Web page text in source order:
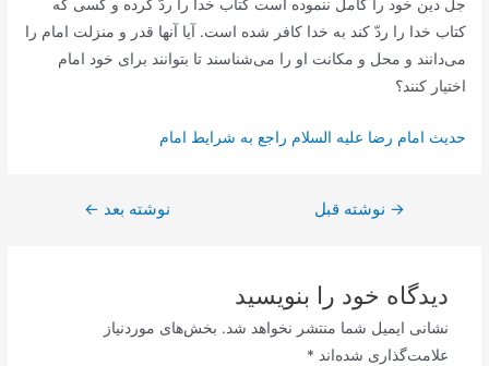
جلَّ دين خود را كامل ننموده است كتاب خدا را ردّ كرده و كسى كه
كتاب خدا را ردّ كند به خدا كافر شده است. آيا آنها قدر و منزلت امام را
مى‌دانند و محل و مكانت او را مى‌شناسند تا بتوانند براى خود امام
اختيار كنند؟
حديث امام رضا علیه السلام راجع به شرايط امام‏
راهبری
→ نوشته قبل نوشته بعد ←
دیدگاه‌ خود را بنویسید
نشانی ایمیل شما منتشر نخواهد شد. بخش‌های موردنیاز
علامت‌گذاری شده‌اند *